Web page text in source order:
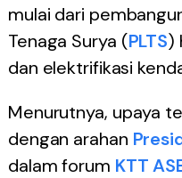
mulai dari
Tenaga Surya (PLTS)
dan elektrifikasi
Menurutnya, upaya
dengan arahan
dalam forum KTT